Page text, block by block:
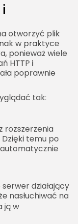
otworzyć plik
w praktyce
ponieważ wiele
HTTP i
poprawnie
tak:
rozszerzenia
temu po
działający
nasłuchiwać na
ją w